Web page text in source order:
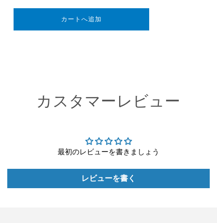
ド
(Komodo)
1
ド
(Komodo)
1
を
増
カートへ追加
カスタマーレビュー
最初のレビューを書きましょう
レビューを書く